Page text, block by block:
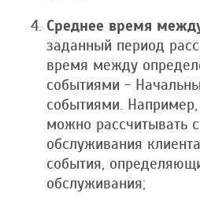
Среднее время
заданный период
время между
событиями -
событиями.
можно рассчитывать
обслуживания
события,
обслуживания;